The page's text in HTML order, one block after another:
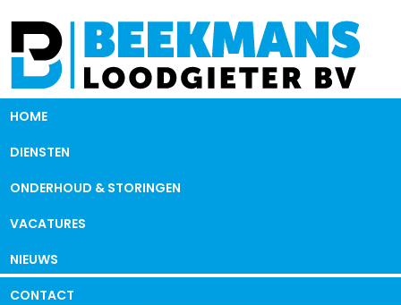
HOME
DIENSTEN
ONDERHOUD & STORINGEN
VACATURES
NIEUWS
CONTACT